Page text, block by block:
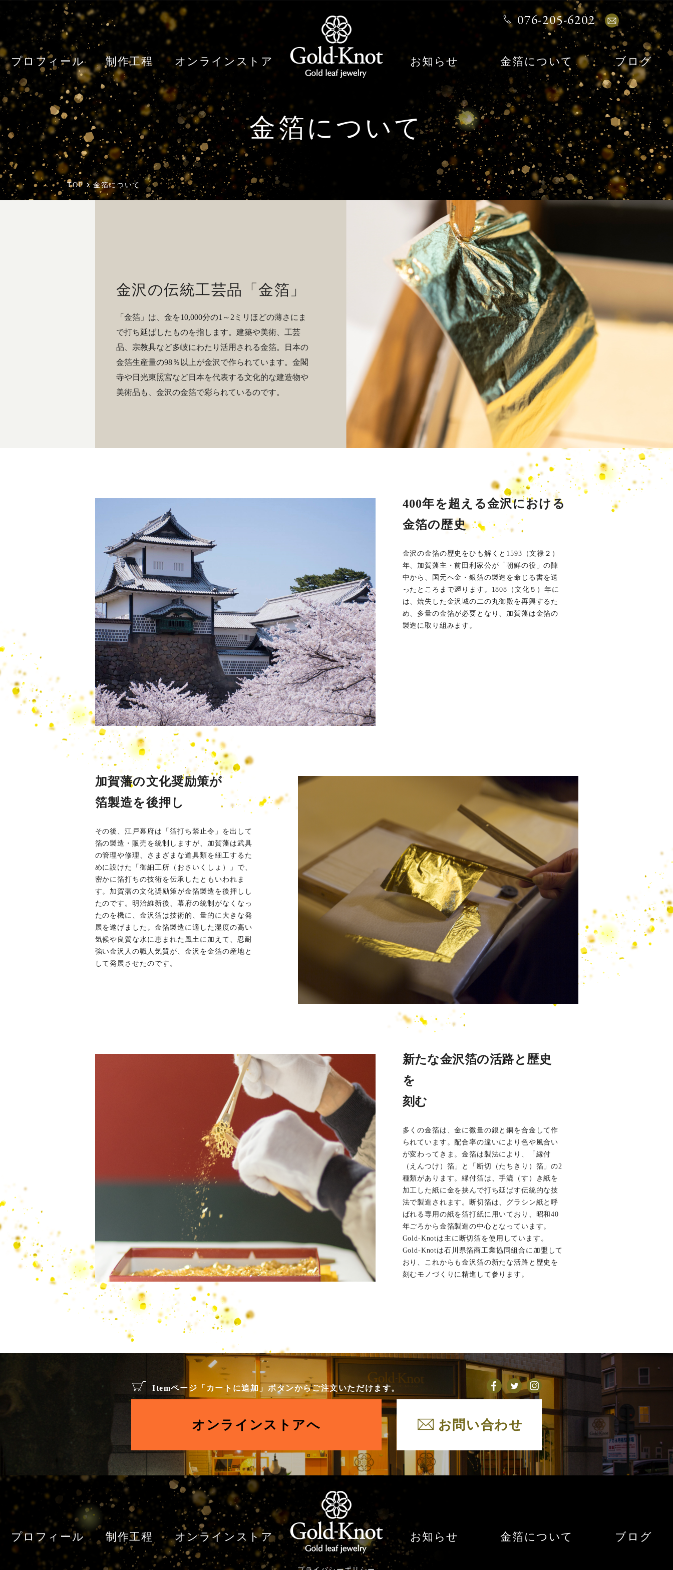
プロフィール 制作工程 オンラインストア お知らせ 金箔について ブログ
076-205-6202
金箔について
TOP 金箔について
金沢の伝統工芸品「金箔」
「金箔」は、金を10,000分の1～2ミリほどの薄さにま
で打ち延ばしたものを指します。建築や美術、工芸
品、宗教具など多岐にわたり活用される金箔。日本の
金箔生産量の98％以上が金沢で作られています。金閣
寺や日光東照宮など日本を代表する文化的な建造物や
美術品も、金沢の金箔で彩られているのです。
400年を超える金沢における
金箔の歴史
金沢の金箔の歴史をひも解くと1593（文禄２）
年、加賀藩主・前田利家公が「朝鮮の役」の陣
中から、国元へ金・銀箔の製造を命じる書を送
ったところまで遡ります。1808（文化５）年に
は、焼失した金沢城の二の丸御殿を再興するた
め、多量の金箔が必要となり、加賀藩は金箔の
製造に取り組みます。
加賀藩の文化奨励策が
箔製造を後押し
その後、江戸幕府は「箔打ち禁止令」を出して
箔の製造・販売を統制しますが、加賀藩は武具
の管理や修理、さまざまな道具類を細工するた
めに設けた「御細工所（おさいくしょ）」で、
密かに箔打ちの技術を伝承したともいわれま
す。加賀藩の文化奨励策が金箔製造を後押しし
たのです。明治維新後、幕府の統制がなくなっ
たのを機に、金沢箔は技術的、量的に大きな発
展を遂げました。金箔製造に適した湿度の高い
気候や良質な水に恵まれた風土に加えて、忍耐
強い金沢人の職人気質が、金沢を金箔の産地と
して発展させたのです。
新たな金沢箔の活路と歴史
を
刻む
多くの金箔は、金に微量の銀と銅を合金して作
られています。配合率の違いにより色や風合い
が変わってきま。金箔は製法により、「縁付
（えんつけ）箔」と「断切（たちきり）箔」の2
種類があります。縁付箔は、手漉（す）き紙を
加工した紙に金を挟んで打ち延ばす伝統的な技
法で製造されます。断切箔は、グラシン紙と呼
ばれる専用の紙を箔打紙に用いており、昭和40
年ごろから金箔製造の中心となっています。
Gold-Knotは主に断切箔を使用しています。
Gold-Knotは石川県箔商工業協同組合に加盟して
おり、これからも金沢箔の新たな活路と歴史を
刻むモノづくりに精進して参ります。
Itemページ「カートに追加」ボタンからご注文いただけます。
オンラインストアへ お問い合わせ
プロフィール 制作工程 オンラインストア お知らせ 金箔について ブログ